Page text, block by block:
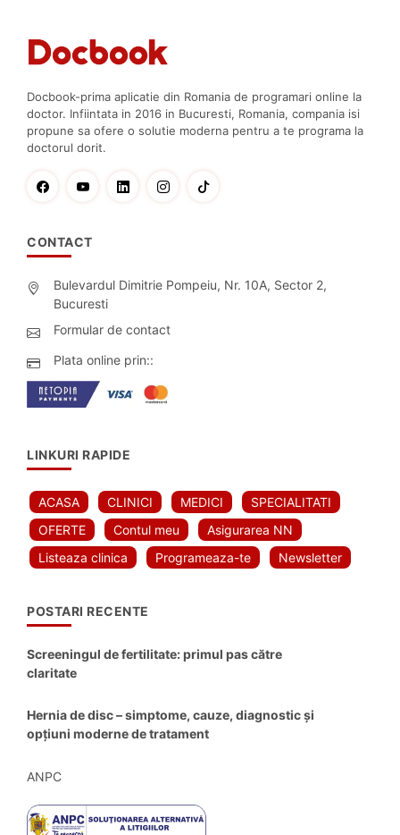
Docbook-prima aplicatie din Romania de programari online la
doctor. Infiintata in 2016 in Bucuresti, Romania, compania isi
propune sa ofere o solutie moderna pentru a te programa la
doctorul dorit.
CONTACT
Bulevardul Dimitrie Pompeiu, Nr. 10A, Sector 2,
Bucuresti
Formular de contact
Plata online prin::
LINKURI RAPIDE
ACASA CLINICI MEDICI
SPECIALITATI
OFERTE
Contul meu
Asigurarea NN
Listeaza clinica
Programeaza-te Newsletter
POSTARI RECENTE
Screeningul de fertilitate: primul pas către
claritate
Hernia de disc – simptome, cauze, diagnostic și
opțiuni moderne de tratament
ANPC